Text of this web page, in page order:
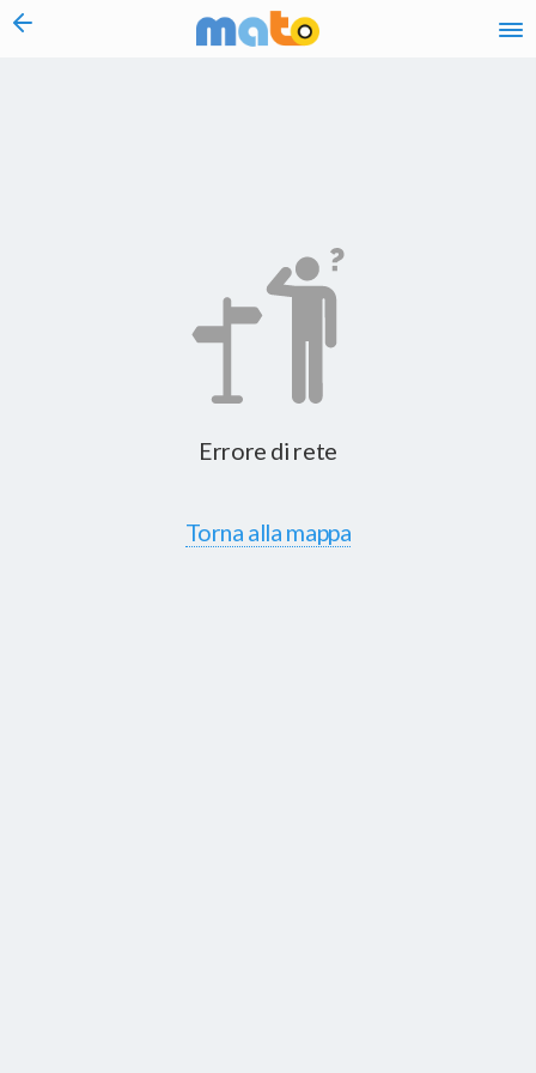
vai al contenuto
Errore di rete
Torna alla mappa